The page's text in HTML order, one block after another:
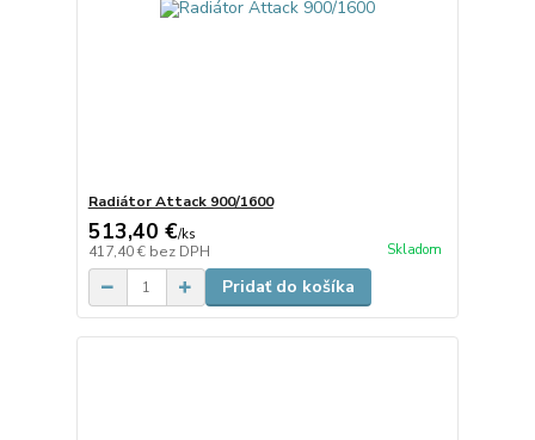
Radiátor Attack 900/1600
513,40 €/ks
417,40 € bez DPH Skladom
Pridať do košíka